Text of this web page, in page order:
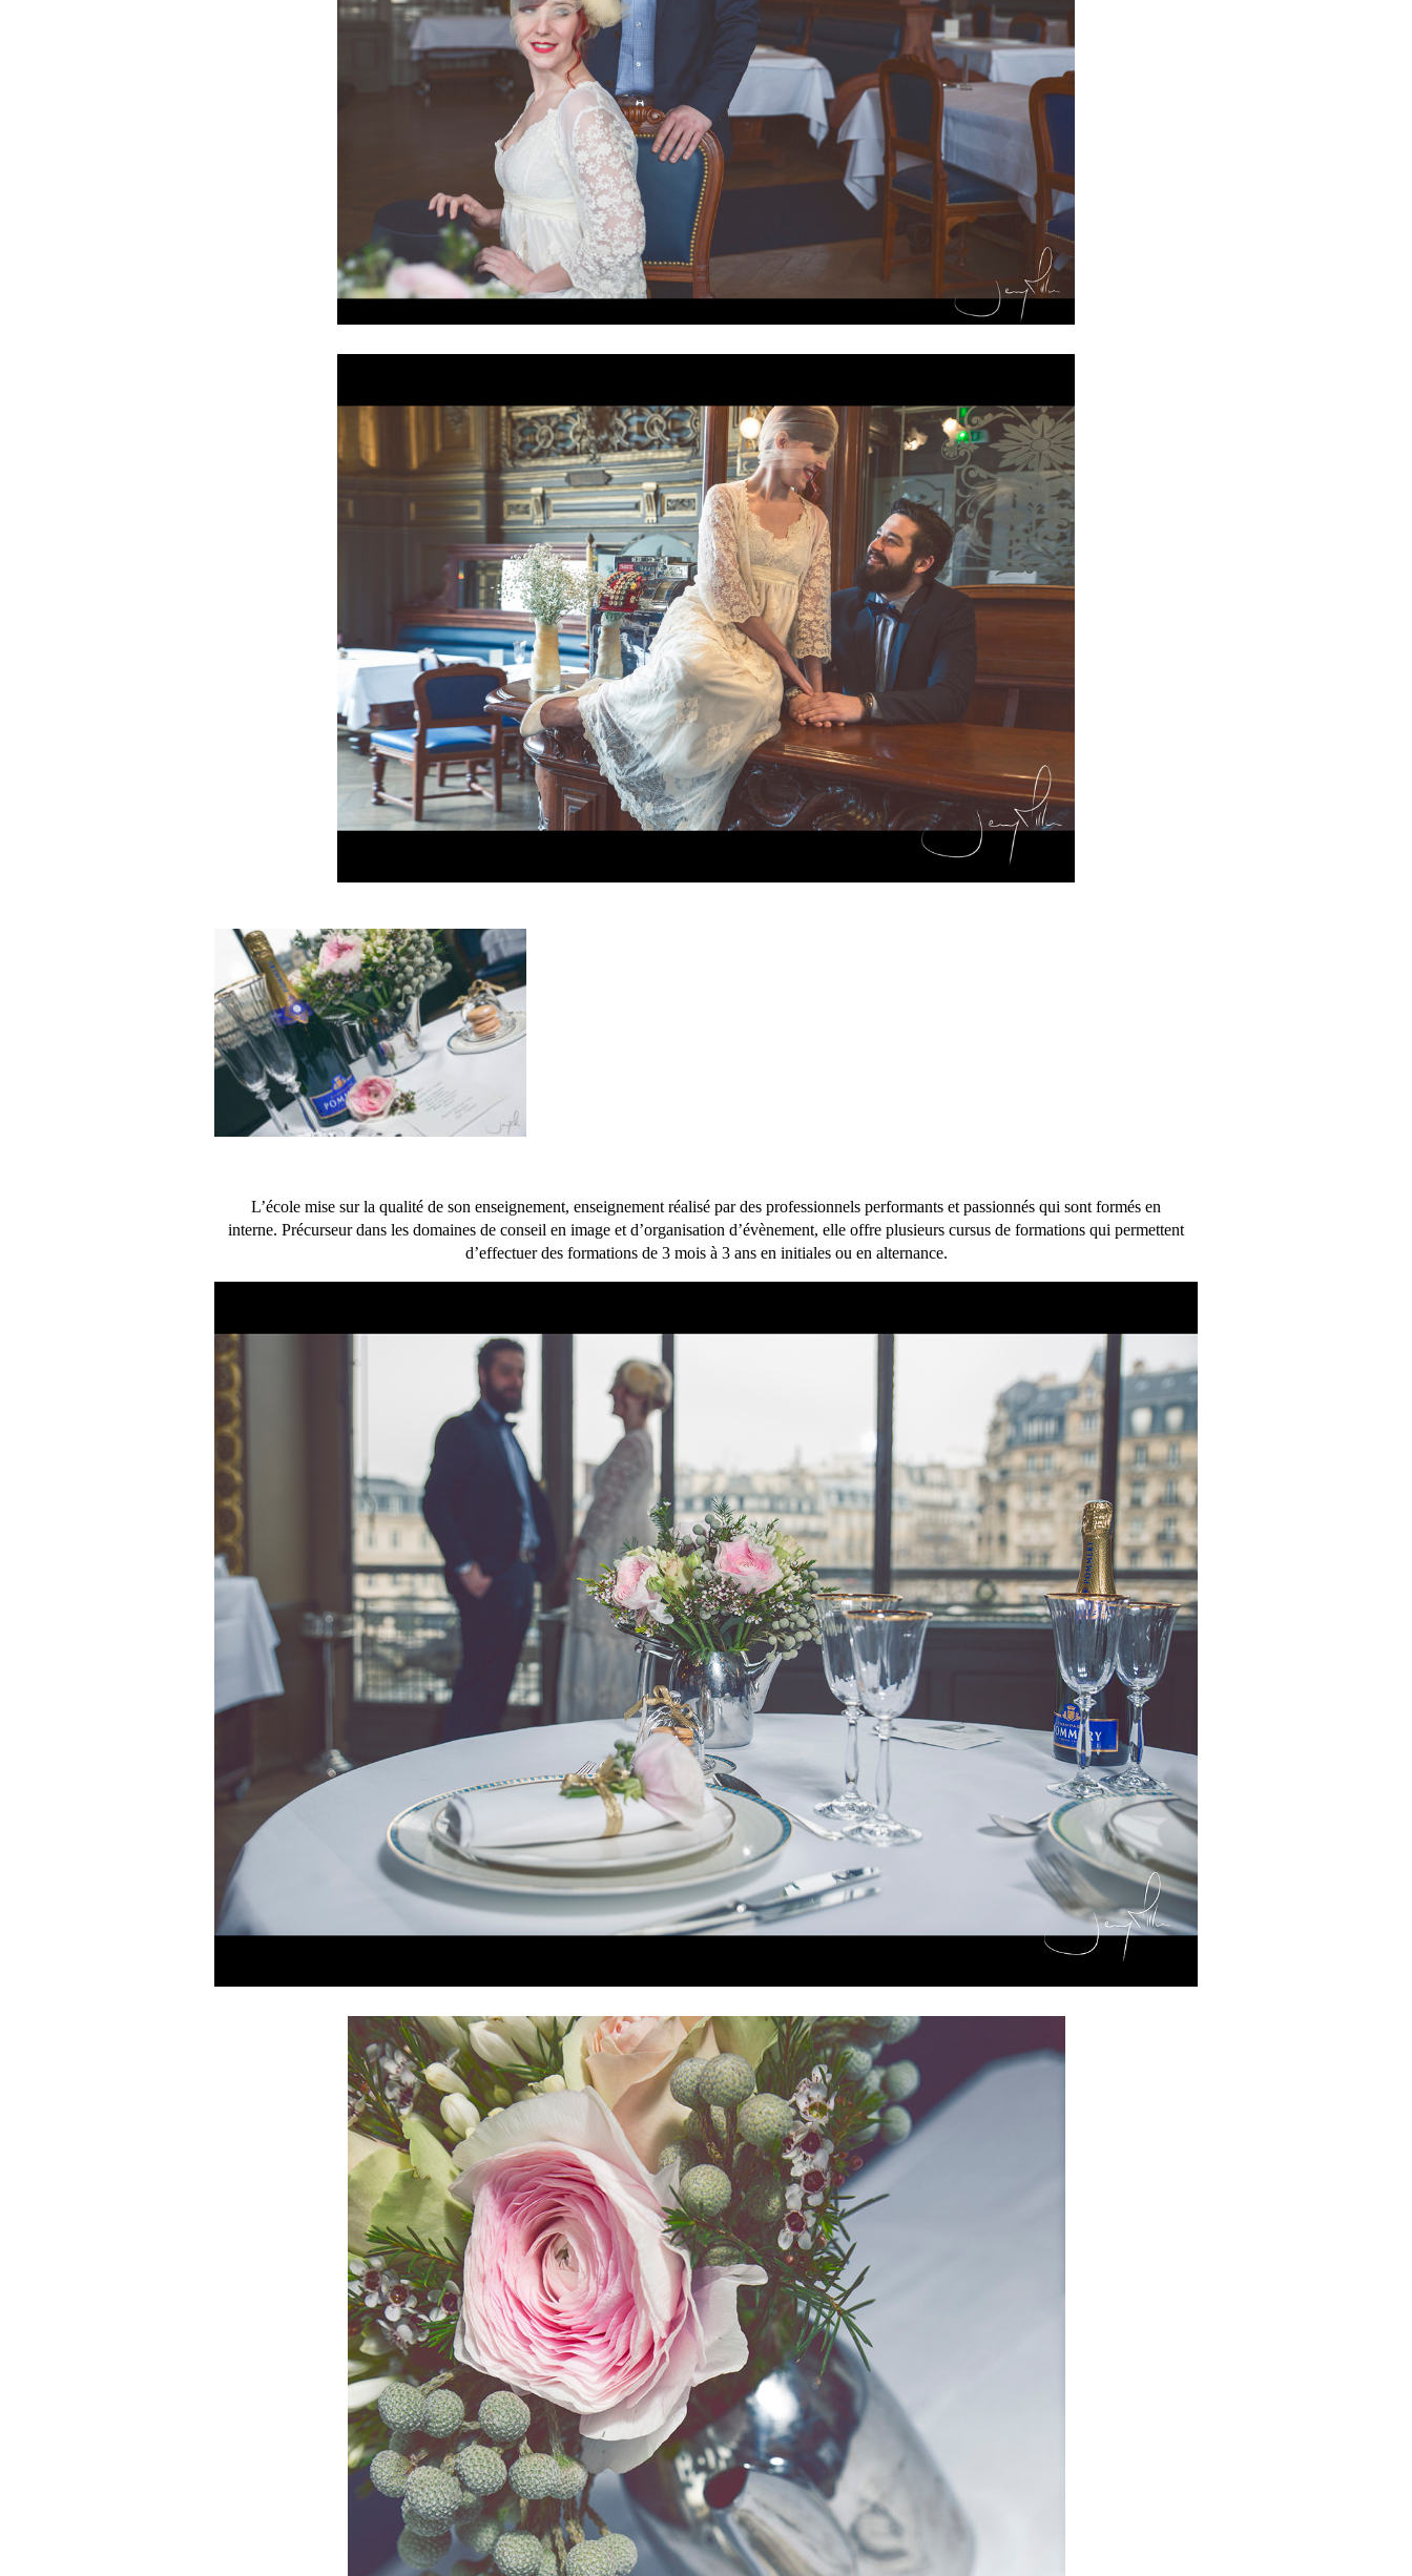
L’école mise sur la qualité de son enseignement, enseignement réalisé par des professionnels performants et passionnés qui sont formés en
interne. Précurseur dans les domaines de conseil en image et d’organisation d’évènement, elle offre plusieurs cursus de formations qui permettent
d’effectuer des formations de 3 mois à 3 ans en initiales ou en alternance.